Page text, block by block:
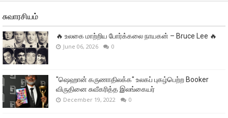
சுவாரசியம்
🔥 உலகை மாற்றிய போர்க்கலை நாயகன் – Bruce Lee 🔥
June 06, 2026 0
"ஷெஹான் கருணாதிலக்க" உலகப் புகழ்பெற்ற Booker
விருதினை சுவீகரித்த இலங்கையர்
December 19, 2022 0